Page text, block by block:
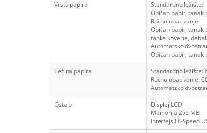
Vrsta papira
Standardno ležište:
Običan papir, tanak
Ručno ubacivanje:
Običan papir, tanak
tanke koverte,
Automatsko
Običan papir, tanak
Težina papira
Standardno ležište:
Ručno ubacivanje:
Automatsko
Ostalo
Displej LCD
Memorija 256 MB
Interfejs Hi-Speed